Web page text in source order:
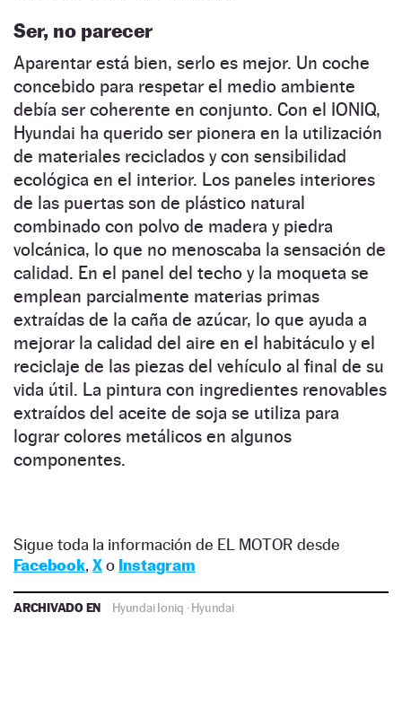
Ser, no parecer
Aparentar está bien, serlo es mejor. Un coche
concebido para respetar el medio ambiente
debía ser coherente en conjunto. Con el IONIQ,
Hyundai ha querido ser pionera en la utilización
de materiales reciclados y con sensibilidad
ecológica en el interior. Los paneles interiores
de las puertas son de plástico natural
combinado con polvo de madera y piedra
volcánica, lo que no menoscaba la sensación de
calidad. En el panel del techo y la moqueta se
emplean parcialmente materias primas
extraídas de la caña de azúcar, lo que ayuda a
mejorar la calidad del aire en el habitáculo y el
reciclaje de las piezas del vehículo al final de su
vida útil. La pintura con ingredientes renovables
extraídos del aceite de soja se utiliza para
lograr colores metálicos en algunos
componentes.
Sigue toda la información de EL MOTOR desde
Facebook, Xo Instagram
ARCHIVADO EN Hyundai Ioniq ·Hyundai